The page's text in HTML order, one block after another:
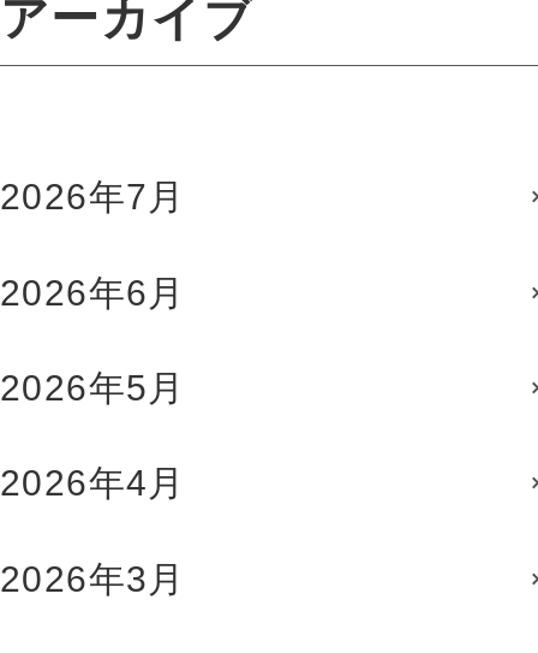
アーカイブ
2026年7月
2026年6月
2026年5月
2026年4月
2026年3月